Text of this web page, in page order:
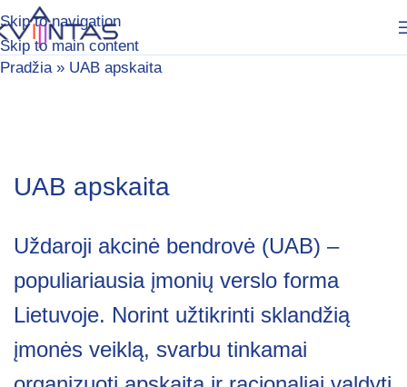
Skip to navigation
Skip to main content
Pradžia» UAB apskaita
UAB apskaita
Uždaroji akcinė bendrovė (UAB) –
populiariausia įmonių verslo forma
Lietuvoje. Norint užtikrinti sklandžią
įmonės veiklą, svarbu tinkamai